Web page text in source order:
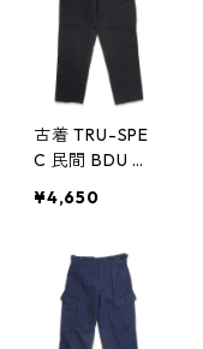
gd408596n w6
0221
古着 TRU-SPE
C 民間 BDU カ
ラック 表記：L
408439n w601
¥4,650